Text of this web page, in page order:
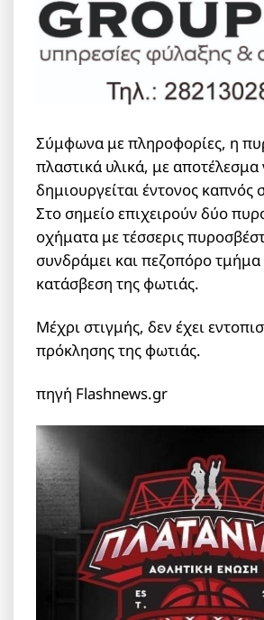
Σύμφωνα με πληροφορίες, η
πλαστικά υλικά, με αποτέλεσμα
δημιουργείται έντονος καπνός
Στο σημείο επιχειρούν δύο
οχήματα με τέσσερις
συνδράμει και πεζοπόρο τμήμα
κατάσβεση της φωτιάς.
Μέχρι στιγμής, δεν έχει
πρόκλησης της φωτιάς.
πηγή Flashnews.gr